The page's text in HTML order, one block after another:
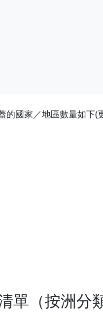
國家／地區數量如下(
（按洲分類